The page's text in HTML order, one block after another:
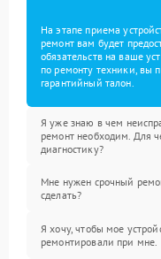
На этапе приема
ремонт вам будет
обязательств на ваше
по ремонту техники, вы
гарантийный талон.
Я уже знаю в чем
ремонт необходим. Для
диагностику?
Мне нужен срочный
сделать?
Я хочу, чтобы мое
ремонтировали при мне.